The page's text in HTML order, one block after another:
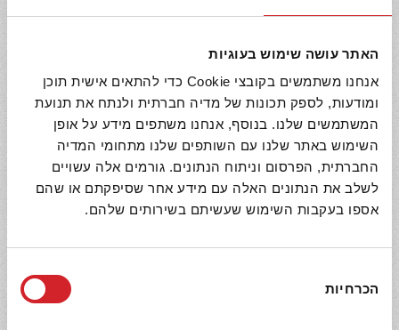
האתר עושה שימוש בעוגיות
אנחנו משתמשים בקובצי Cookie כדי להתאים אישית תוכן
ומודעות, לספק תכונות של מדיה חברתית ולנתח את תנועת
המשתמשים שלנו. בנוסף, אנחנו משתפים מידע על אופן
השימוש באתר שלנו עם השותפים שלנו מתחומי המדיה
החברתית, הפרסום וניתוח הנתונים. גורמים אלה עשויים
לשלב את הנתונים האלה עם מידע אחר שסיפקתם או שהם
אספו בעקבות השימוש שעשיתם בשירותים שלהם.
הסכמה
הכרחיות
טאקו עם טופו ושעועית עדינה
כ - 25 דקות 3-4 מנות קל